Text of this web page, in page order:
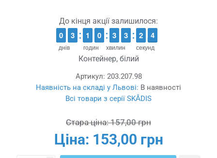
До кінця акції залишилося:
днів
9
9
0
0 2
2
3
3
годин
1
1
1
1 9
9
0
0
хвилин
2
2
3
3 2
2
3
3
секунд
3
2
2 3
3
2
Контейнер, білий
Артикул: 203.207.98
Наявність на складі у Львові: В наявності
Всі товари з серії SKÅDIS
Стара ціна: 157,00 грн
Ціна: 153,00 грн